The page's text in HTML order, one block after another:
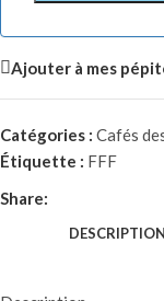
Ajouter à mes
Catégories : Cafés
Étiquette : FFF
Share:
DESCRIPTION